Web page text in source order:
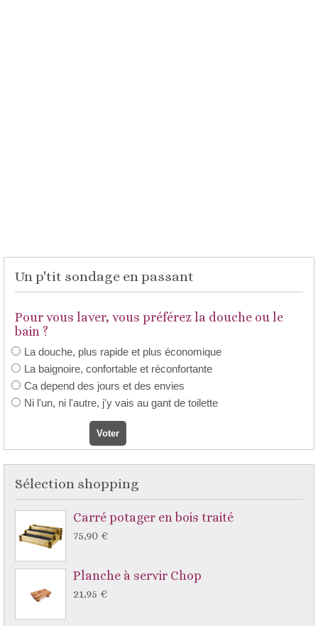
Un p'tit sondage en passant
Pour vous laver, vous préférez la douche ou le
bain ?
La douche, plus rapide et plus économique
La baignoire, confortable et réconfortante
Ca depend des jours et des envies
Ni l'un, ni l'autre, j'y vais au gant de toilette
Sélection shopping
Carré potager en bois traité
75,90 €
Planche à servir Chop
21,95 €